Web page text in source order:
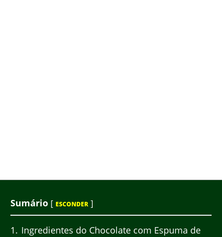
Sumário [ ESCONDER ]
1
Ingredientes do Chocolate com Espuma de